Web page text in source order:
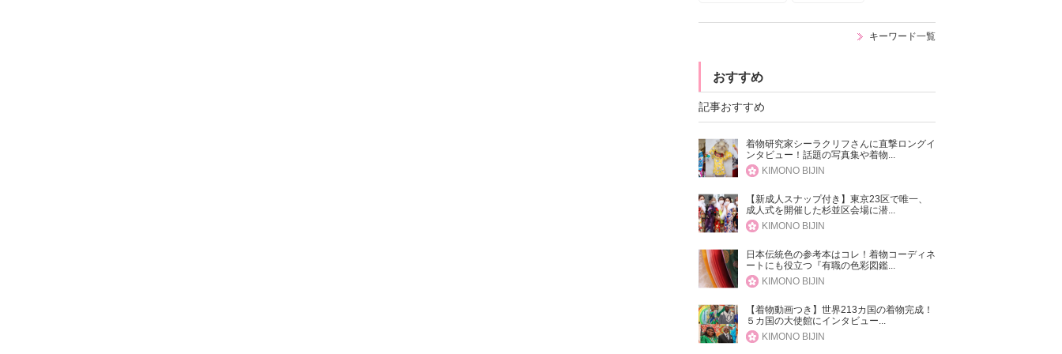
キーワード一覧
おすすめ
記事おすすめ
着物研究家シーラクリフさんに直撃ロングイ
ンタビュー！話題の写真集や着物...
KIMONO BIJIN
【新成人スナップ付き】東京23区で唯一、
成人式を開催した杉並区会場に潜...
KIMONO BIJIN
日本伝統色の参考本はコレ！着物コーディネ
ートにも役立つ『有職の色彩図鑑...
KIMONO BIJIN
【着物動画つき】世界213カ国の着物完成！
５カ国の大使館にインタビュー...
KIMONO BIJIN